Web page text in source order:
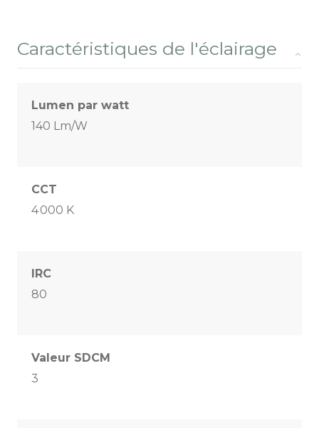
Caractéristiques de l'éclairage
Lumen par watt
140 Lm/W
CCT
4 000 K
IRC
80
Valeur SDCM
3